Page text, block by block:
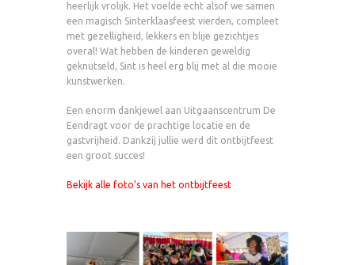
heerlijk vrolijk. Het voelde echt alsof we samen
een magisch Sinterklaasfeest vierden, compleet
met gezelligheid, lekkers en blije gezichtjes
overal! Wat hebben de kinderen geweldig
geknutseld, Sint is heel erg blij met al die mooie
kunstwerken.
Een enorm dankjewel aan Uitgaanscentrum De
Eendragt voor de prachtige locatie en de
gastvrijheid. Dankzij jullie werd dit ontbijtfeest
een groot succes!
Bekijk alle foto’s van het ontbijtfeest